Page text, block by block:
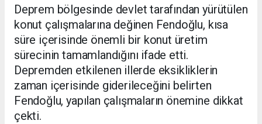
Deprem bölgesinde devlet tarafından yürütülen
konut çalışmalarına değinen Fendoğlu, kısa
süre içerisinde önemli bir konut üretim
sürecinin tamamlandığını ifade etti.
Depremden etkilenen illerde eksikliklerin
zaman içerisinde giderileceğini belirten
Fendoğlu, yapılan çalışmaların önemine dikkat
çekti.